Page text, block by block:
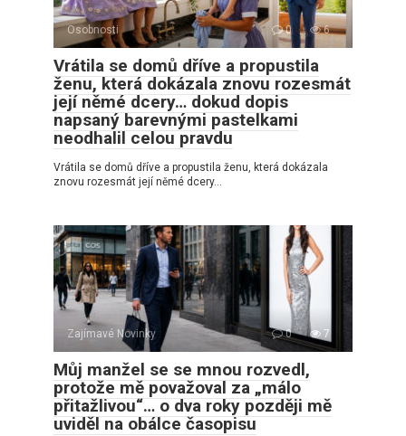
Osobnosti 0 6
Vrátila se domů dříve a propustila
ženu, která dokázala znovu rozesmát
její němé dcery… dokud dopis
napsaný barevnými pastelkami
neodhalil celou pravdu
Vrátila se domů dříve a propustila ženu, která dokázala
znovu rozesmát její němé dcery…
Zajímavé Novinky 0 7
Můj manžel se se mnou rozvedl,
protože mě považoval za „málo
přitažlivou“… o dva roky později mě
uviděl na obálce časopisu